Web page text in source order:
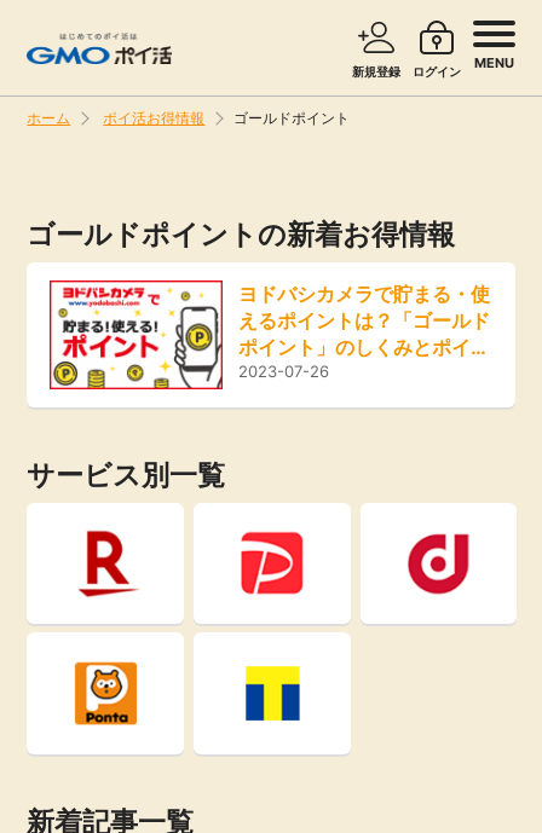
新規登録 ログイン MENU
ホーム ポイ活お得情報 ゴールドポイント
お知らせ
新着
高還元
無料
即日還元
アンケート
ゲーム
旅行・レンタカー
無料サービス
エンタメ
引っ越し
買取・査定
学び
ゴールドポイントの新着お得情報
ヨドバシカメラで貯まる・使
えるポイントは？「ゴールド
ポイント」のしくみとポイン
ト還元率上げる方法も解説
2023-07-26
サービス別一覧
新着記事一覧